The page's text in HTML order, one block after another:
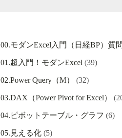
00.モダンExcel入門（日経BP）質
01.超入門！モダンExcel (39)
02.Power Query（M） (32)
03.DAX（Power Pivot for Excel）
04.ピボットテーブル・グラフ (6)
05.見える化 (5)